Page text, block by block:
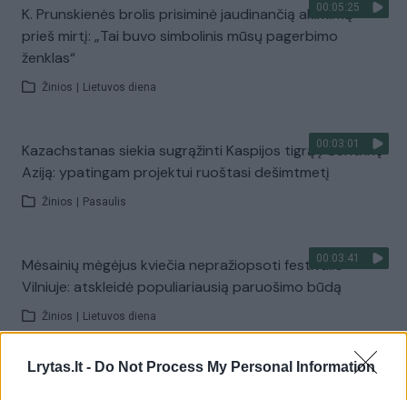
Lrytas.lt - Do Not Process My Personal Information
00:05:25
K. Prunskienės brolis prisiminė jaudinančią akimirką
prieš mirtį: „Tai buvo simbolinis mūsų pagerbimo
ženklas“
Žinios Lietuvos diena
00:03:01
Kazachstanas siekia sugrąžinti Kaspijos tigrą į Centrinę
Aziją: ypatingam projektui ruoštasi dešimtmetį
Žinios Pasaulis
00:03:41
Mėsainių mėgėjus kviečia nepražiopsoti festivalio
Vilniuje: atskleidė populiariausią paruošimo būdą
Žinios Lietuvos diena
Visi įrašai